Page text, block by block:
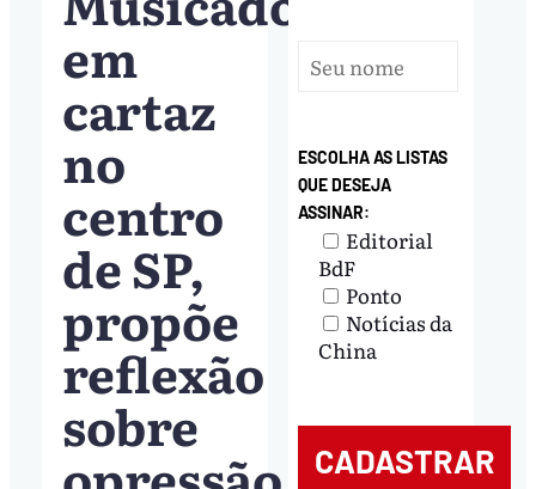
em
cartaz
no
centro
de SP,
propõe
reflexão
sobre
ESCOLHA AS LISTAS
QUE DESEJA
ASSINAR:
Editorial
BdF
Ponto
Notícias da
China